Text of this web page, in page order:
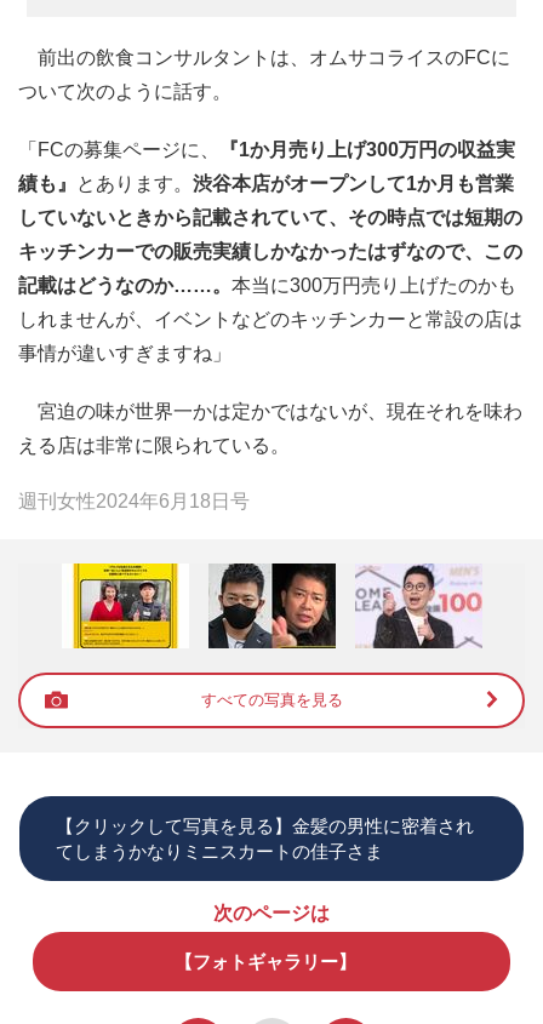
前出の飲食コンサルタントは、オムサコライスのFCに
ついて次のように話す。
「FCの募集ページに、
『1か月売り上げ300万円の収益実
績も』
とあります。 渋谷本店がオープンして1か月も営業
していないときから記載されていて、その時点では短期の
キッチンカーでの販売実績しかなかったはずなので、この
記載はどうなのか……。 本当に300万円売り上げたのかも
しれませんが、イベントなどのキッチンカーと常設の店は
事情が違いすぎますね」
宮迫の味が世界一かは定かではないが、現在それを味わ
える店は非常に限られている。
週刊女性2024年6月18日号
すべての写真を見る
【クリックして写真を見る】金髪の男性に密着され
てしまうかなりミニスカートの佳子さま
次のページは
【フォトギャラリー】